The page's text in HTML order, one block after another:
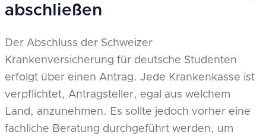
abschließen
Der Abschluss der Schweizer
Krankenversicherung für deutsche Studenten
erfolgt über einen Antrag. Jede Krankenkasse ist
verpflichtet, Antragsteller, egal aus welchem
Land, anzunehmen. Es sollte jedoch vorher eine
fachliche Beratung durchgeführt werden, um